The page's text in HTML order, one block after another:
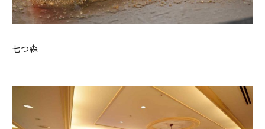
七つ森